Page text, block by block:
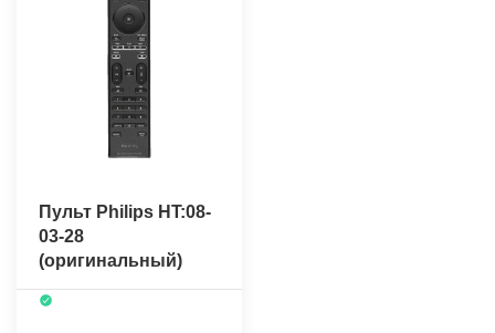
Пульт Philips HT:08-
03-28
(оригинальный)